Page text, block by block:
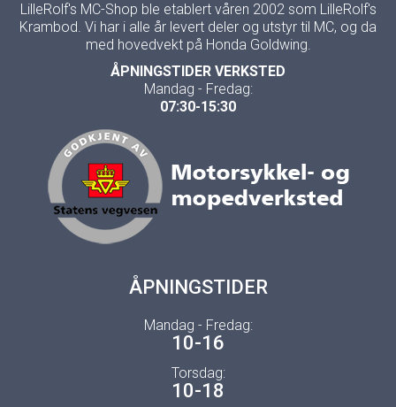
LilleRolf's MC-Shop ble etablert våren 2002 som LilleRolf's
Krambod. Vi har i alle år levert deler og utstyr til MC, og da
med hovedvekt på Honda Goldwing.
ÅPNINGSTIDER VERKSTED
Mandag - Fredag:
07:30-15:30
ÅPNINGSTIDER
Mandag - Fredag:
10-16
Torsdag:
10-18